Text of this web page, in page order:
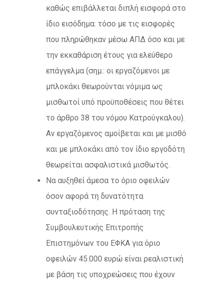
καθώς επιβάλλεται διπλή εισφορά στο
ίδιο εισόδημα: τόσο με τις εισφορές
που πληρώθηκαν μέσω ΑΠΔ όσο και με
την εκκαθάριση έτους για ελεύθερο
επάγγελμα (σημ.: οι εργαζόμενοι με
μπλοκάκι θεωρούνται νόμιμα ως
μισθωτοί υπό προϋποθέσεις που θέτει
το άρθρο 38 του νόμου Κατρούγκαλου).
Αν εργαζόμενος αμοίβεται και με μισθό
και με μπλοκάκι από τον ίδιο εργοδότη
θεωρείται ασφαλιστικά μισθωτός.
Να αυξηθεί άμεσα το όριο οφειλών
όσον αφορά τη δυνατότητα
συνταξιοδότησης. Η πρόταση της
Συμβουλευτικής Επιτροπής
Επιστημόνων του ΕΦΚΑ για όριο
οφειλών 45.000 ευρώ είναι ρεαλιστική
με βάση τις υποχρεώσεις που έχουν